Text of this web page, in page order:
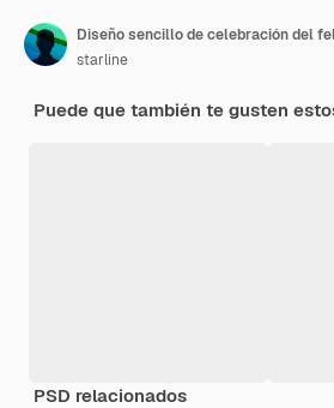
Diseño sencillo de celebración del
starline
Puede que también te gusten
PSD relacionados